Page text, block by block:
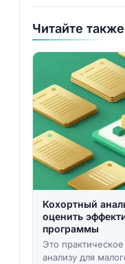
Читайте также
Кохортный
оценить
программы
Это
анализу для